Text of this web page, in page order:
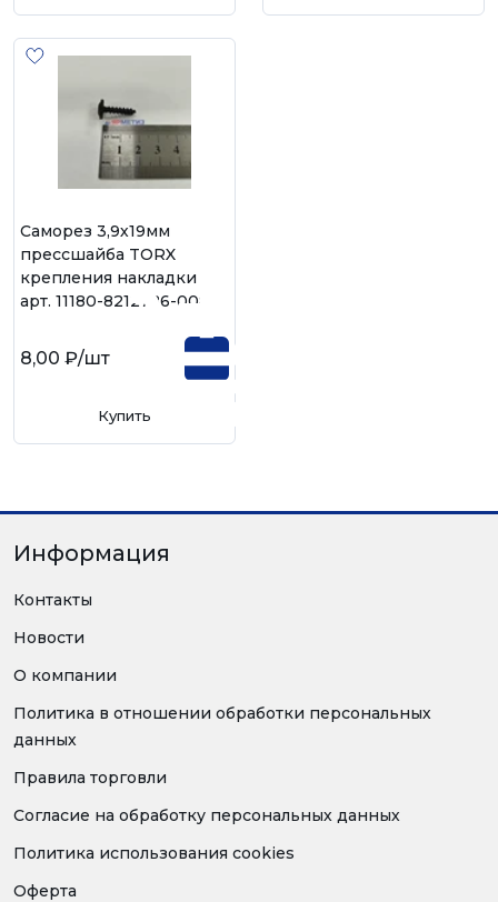
Саморез 3,9х19мм
прессшайба TORX
крепления накладки
арт. 11180-8212786-008
8,00 ₽/шт
Купить
Информация
Контакты
Новости
О компании
Политика в отношении обработки персональных
данных
Правила торговли
Согласие на обработку персональных данных
Политика использования cookies
Оферта